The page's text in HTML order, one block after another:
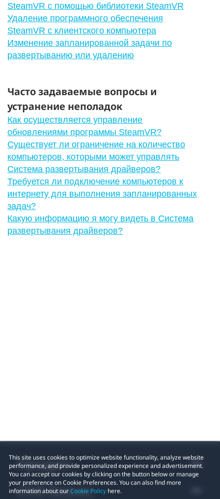
SteamVR с помощью библиотеки SteamVR
Удаление программного обеспечения
SteamVR с клиентского компьютера
Изменение запланированной задачи по
развертыванию или удалению
Часто задаваемые вопросы и
устранение неполадок
Как осуществляется управление
обновлениями программы SteamVR?
Существует ли ограничение на количество
компьютеров, которыми может управлять
Система развертывания драйверов?
Требуется ли подключение компьютеров к
интернету для выполнения запланированных
задач?
Какую информацию я могу видеть в Система
развертывания драйверов?
This site uses cookies to optimize website functionality, analyze website
performance, and provide personalized experience and advertisement.
You can accept our cookies by clicking on the button below or manage
your preference on Cookie Preferences. You can also find more
information about ourCookie Policy here.
Продукт
VIVE Бизнес